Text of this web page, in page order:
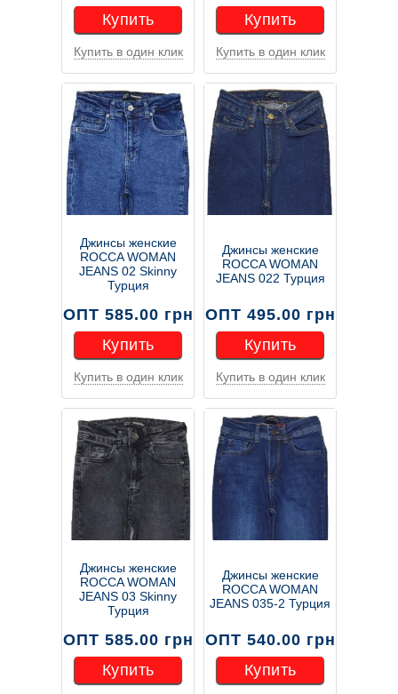
Купить
Купить
Купить в один клик
Купить
Купить
Купить в один клик
Джинсы женские
ROCCA WOMAN
JEANS 02 Skinny
Турция
ОПТ 585.00 грн
Купить
Купить
Купить в один клик
Джинсы женские
ROCCA WOMAN
JEANS 022 Турция
ОПТ 495.00 грн
Купить
Купить
Купить в один клик
Джинсы женские
ROCCA WOMAN
JEANS 03 Skinny
Турция
ОПТ 585.00 грн
Купить
Джинсы женские
ROCCA WOMAN
JEANS 035-2 Турция
ОПТ 540.00 грн
Купить